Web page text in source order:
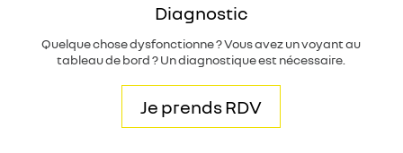
Diagnostic
Quelque chose dysfonctionne ? Vous avez un voyant au
tableau de bord ? Un diagnostique est nécessaire.
Je prends RDV